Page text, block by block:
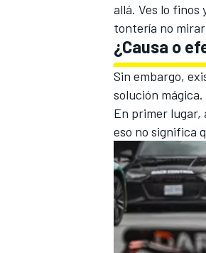
allá. Ves lo finos
tontería no
¿Causa o
Sin embargo,
solución mágica.
En primer lugar,
eso no significa